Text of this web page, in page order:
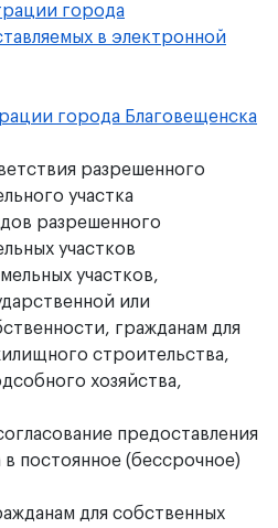
города
в электронной
города Благовещенска
разрешенного
участка
разрешенного
участков
участков,
или
гражданам для
строительства,
хозяйства,
предоставления
в постоянное (бессрочное)
для собственных